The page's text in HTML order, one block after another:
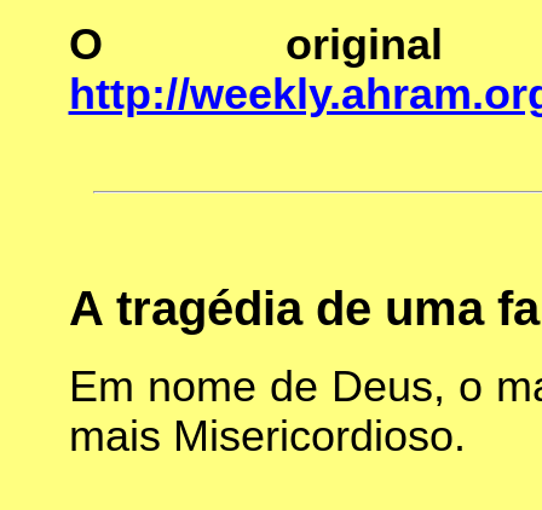
O original
http://
A tragédia de uma
Em nome de Deus, o
mais Misericordioso.